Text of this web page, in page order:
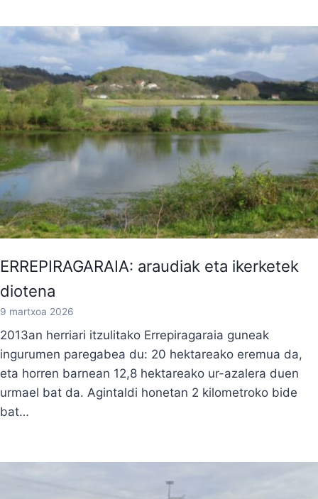
ERREPIRAGARAIA: araudiak eta ikerketek
diotena
9 martxoa 2026
2013an herriari itzulitako Errepiragaraia guneak
ingurumen paregabea du: 20 hektareako eremua da,
eta horren barnean 12,8 hektareako ur-azalera duen
urmael bat da. Agintaldi honetan 2 kilometroko bide
bat…